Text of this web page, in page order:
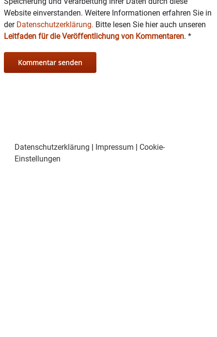
Website einverstanden. Weitere Informationen erfahren Sie in
der Datenschutzerklärung. Bitte lesen Sie hier auch unseren
Leitfaden für die Veröffentlichung von Kommentaren. *
Datenschutzerklärung | Impressum | Cookie-
Einstellungen